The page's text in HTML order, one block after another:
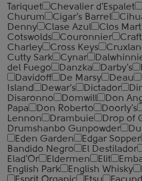
Tariquet
Chevalier d'Espalet
Churum
Cigar's Barrel
Denny
Clase Azul Clos
Cotswolds
Couronnier
Charley
Cross Keys
Cutty Sark
Cynar
del Fuego
Danzka Darby's
Davidoff
De Marsy Deau
Island
Dewar's Dictador
Disaronno
Domwill Don
Papa
Don Roberto Doorly's
Lennon
Drambuie Drop of
Drumshanbo Gunpowder
Eden Garden
Edgar Sopper
Bandido Negro
El Destilador
Elad'Or
Eldermen Elit
English Park
English Whisky